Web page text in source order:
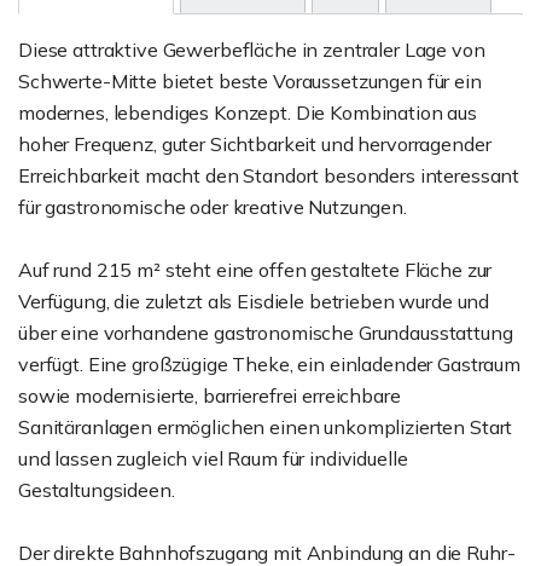
Diese attraktive Gewerbefläche in zentraler Lage von
Schwerte-Mitte bietet beste Voraussetzungen für ein
modernes, lebendiges Konzept. Die Kombination aus
hoher Frequenz, guter Sichtbarkeit und hervorragender
Erreichbarkeit macht den Standort besonders interessant
für gastronomische oder kreative Nutzungen.
Auf rund 215 m² steht eine offen gestaltete Fläche zur
Verfügung, die zuletzt als Eisdiele betrieben wurde und
über eine vorhandene gastronomische Grundausstattung
verfügt. Eine großzügige Theke, ein einladender Gastraum
sowie modernisierte, barrierefrei erreichbare
Sanitäranlagen ermöglichen einen unkomplizierten Start
und lassen zugleich viel Raum für individuelle
Gestaltungsideen.
Der direkte Bahnhofszugang mit Anbindung an die Ruhr-